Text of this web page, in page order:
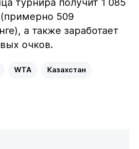
509
а также заработает
очков.
WTA Казахстан